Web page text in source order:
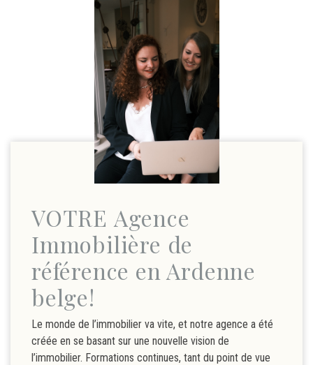
VOTRE Agence
Immobilière de
référence en Ardenne
belge!
Le monde de l’immobilier va vite, et notre agence a été
créée en se basant sur une nouvelle vision de
l’immobilier. Formations continues, tant du point de vue